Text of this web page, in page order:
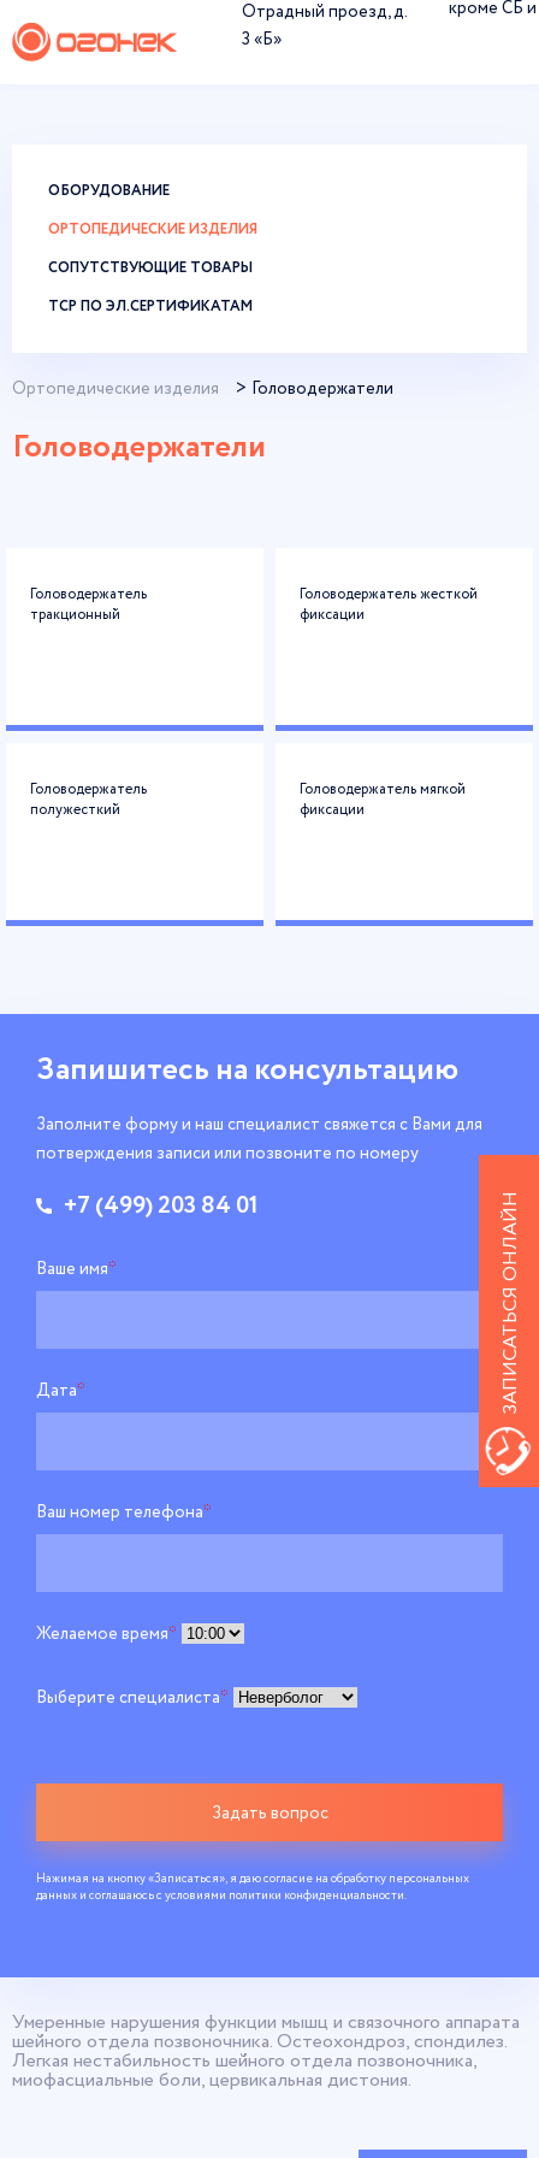
Отрадный проезд, д.
3 «Б»
кроме СБ
ОБОРУДОВАНИЕ
ОРТОПЕДИЧЕСКИЕ ИЗДЕЛИЯ
СОПУТСТВУЮЩИЕ ТОВАРЫ
ТСР ПО ЭЛ.СЕРТИФИКАТАМ
Ортопедические изделия Головодержатели
Головодержатели
Головодержатель
тракционный
Головодержатель жесткой
фиксации
Головодержатель
полужесткий
Головодержатель мягкой
фиксации
Запишитесь на консультацию
Заполните форму и наш специалист свяжется с Вами для
потверждения записи или позвоните по номеру
+7 (499) 203 84 01
Ваше имя*
Дата*
Ваш номер телефона*
Желаемое время*
Выберите специалиста*
Задать вопрос
Нажимая на кнопку «Записаться», я даю согласие на обработку персональных
данных и соглашаюсь c условиями политики конфиденциальности.
Умеренные нарушения функции мышц и связочного аппарата
шейного отдела позвоночника. Остеохондроз, спондилез.
Легкая нестабильность шейного отдела позвоночника,
миофасциальные боли, цервикальная дистония.
ЗАПИСАТЬСЯ ОНЛАЙН